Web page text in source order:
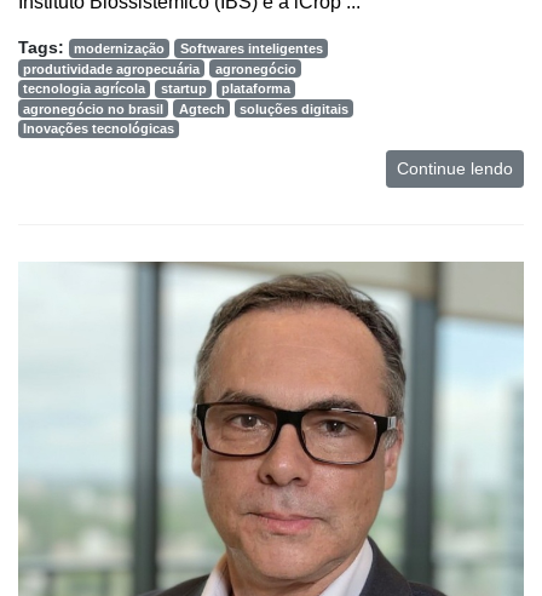
Tags: modernização
Softwares inteligentes
produtividade agropecuária
agronegócio
tecnologia agrícola
startup
plataforma
agronegócio no brasil
Agtech
soluções digitais
Inovações tecnológicas
Continue lendo